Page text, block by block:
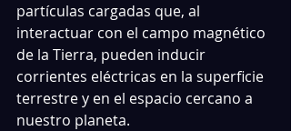
partículas cargadas que, al
interactuar con el campo magnético
de la Tierra, pueden inducir
corrientes eléctricas en la superficie
terrestre y en el espacio cercano a
nuestro planeta.